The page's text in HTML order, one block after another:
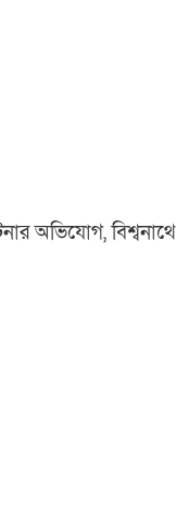
অভিযোগ, বিশ্বনাথে